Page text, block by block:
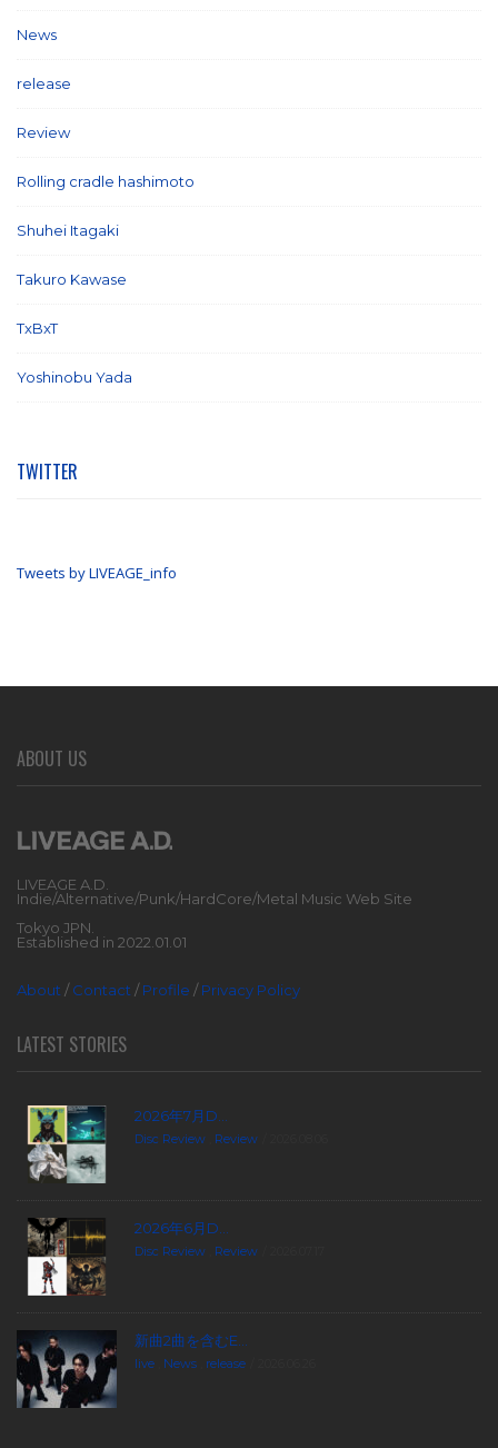
News
release
Review
Rolling cradle hashimoto
Shuhei Itagaki
Takuro Kawase
TxBxT
Yoshinobu Yada
TWITTER
Tweets by LIVEAGE_info
ABOUT US
LIVEAGE A.D.
Indie/Alternative/Punk/HardCore/Metal Music Web Site
Tokyo JPN.
Established in 2022.01.01
About/Contact/Profile /Privacy Policy
LATEST STORIES
2026年7月D...
Disc Review Review
2026年6月D...
Disc Review Review
新曲2曲を含むE...
live News release